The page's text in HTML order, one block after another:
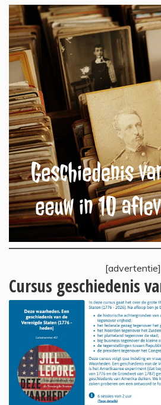
[advertentie]
Cursus geschiedenis